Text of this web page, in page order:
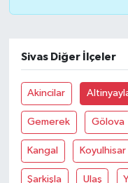
Sivas Diğer İlçeler
Akincilar
Gemerek Gölova
Kangal Koyulhisar
Şarkişla Ulaş